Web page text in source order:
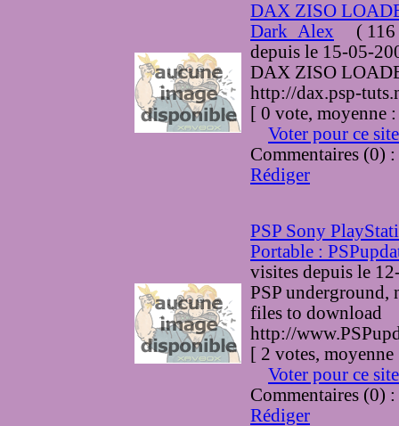
DAX ZISO
Dark_Alex (
depuis le 15-05-
DAX ZISO
http://dax.psp-
[ 0 vote, moyenne
Voter pour ce site
Commentaires (0) :
Rédiger
PSP Sony
Portable :
visites depuis le
PSP underground,
files to download
http://
[ 2 votes,
Voter pour ce site
Commentaires (0) :
Rédiger